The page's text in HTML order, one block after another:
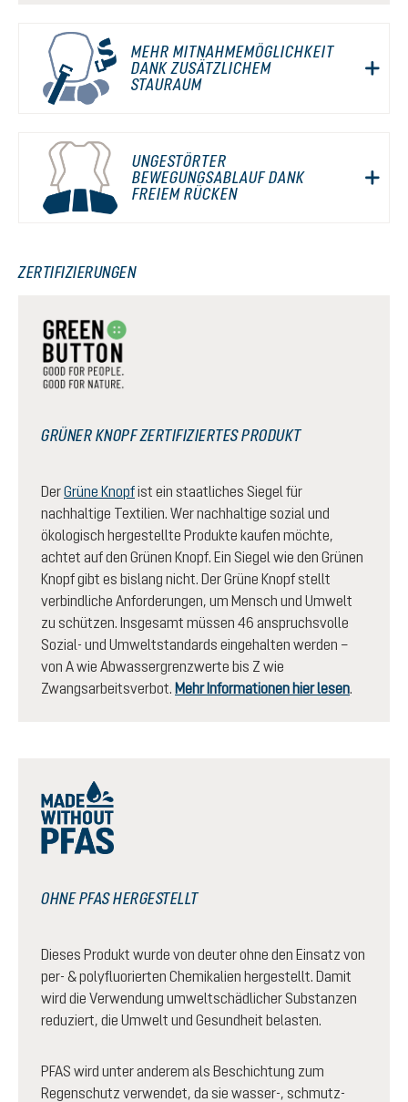
MEHR MITNAHMEMÖGLICHKEIT
DANK ZUSÄTZLICHEM
STAURAUM
UNGESTÖRTER
BEWEGUNGSABLAUF DANK
FREIEM RÜCKEN
ZERTIFIZIERUNGEN
GRÜNER KNOPF ZERTIFIZIERTES PRODUKT
DerGrüne Knopfist ein staatliches Siegel für
nachhaltige Textilien. Wer nachhaltige sozial und
ökologisch hergestellte Produkte kaufen möchte,
achtet auf den Grünen Knopf. Ein Siegel wie den Grünen
Knopf gibt es bislang nicht. Der Grüne Knopf stellt
verbindliche Anforderungen, um Mensch und Umwelt
zu schützen. Insgesamt müssen 46 anspruchsvolle
Sozial- und Umweltstandards eingehalten werden –
von A wie Abwassergrenzwerte bis Z wie
Zwangsarbeitsverbot. Mehr Informationen hier lesen.
OHNE PFAS HERGESTELLT
Dieses Produkt wurde von deuter ohne den Einsatz von
per- & polyfluorierten Chemikalien hergestellt. Damit
wird die Verwendung umweltschädlicher Substanzen
reduziert, die Umwelt und Gesundheit belasten.
PFAS wird unter anderem als Beschichtung zum
Regenschutz verwendet, da sie wasser-, schmutz-